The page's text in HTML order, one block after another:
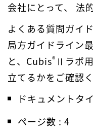
会社にとって、 法
よくある質問ガイ
局方ガイドライン
と、Cubis® Ⅱラボ
立てるかをご確認
ドキュメントタ
ページ数 : 4